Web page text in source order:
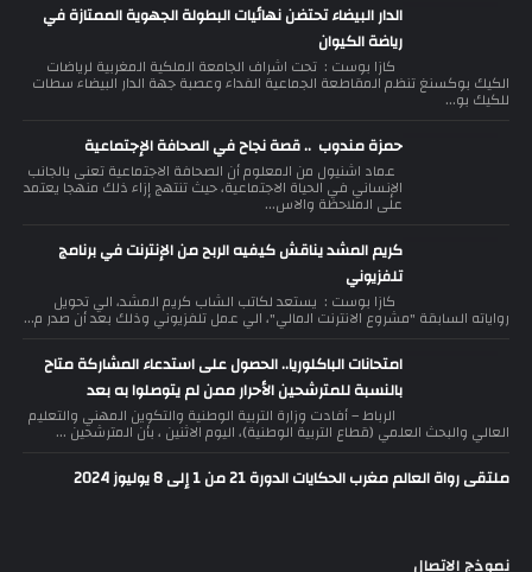
الدار البيضاء تحتضن نهائيات البطولة الجهوية الممتازة في
رياضة الكيوان
كازا بوست : تحت اشراف الجامعة الملكية المغربية لرياضات
الكيك بوكسنغ تنظم المقاطعة الجماعية الفداء وعصبة جهة الدار البيضاء سطات
للكيك بو...
حمزة مندوب .. قصة نجاح في الصحافة الإجتماعية
عماد اشنيول من المعلوم أن الصحافة الاجتماعية تعنى بالجانب
الإنساني في الحياة الاجتماعية، حيث تنتهج إزاء ذلك منهجا يعتمد
على الملاحظة والاس...
كريم المشد يناقش كيفيه الربح من الإنترنت في برنامج
تلفزيوني
كازا بوست : يستعد لكاتب الشاب كريم المشد، الي تحويل
رواياته السابقة "مشروع الانترنت المالي"، الي عمل تلفزيوني وذلك بعد أن صدر م...
امتحانات الباكلوريا.. الحصول على استدعاء المشاركة متاح
بالنسبة للمترشحين الأحرار ممن لم يتوصلوا به بعد
الرباط – أفادت وزارة التربية الوطنية والتكوين المهني والتعليم
العالي والبحث العلمي (قطاع التربية الوطنية)، اليوم الاثنين ، بأن المترشحين ...
ملتقى رواة العالم مغرب الحكايات الدورة 21 من 1 إلى 8 يوليوز 2024